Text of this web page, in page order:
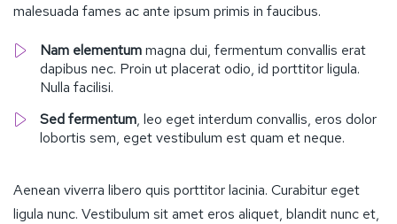
malesuada fames ac ante ipsum primis in faucibus.
Nam elementummagna dui, fermentum convallis erat
dapibus nec. Proin ut placerat odio, id porttitor ligula.
Nulla facilisi.
Sed fermentum, leo eget interdum convallis, eros dolor
lobortis sem, eget vestibulum est quam et neque.
Aenean viverra libero quis porttitor lacinia. Curabitur eget
ligula nunc. Vestibulum sit amet eros aliquet, blandit nunc et,